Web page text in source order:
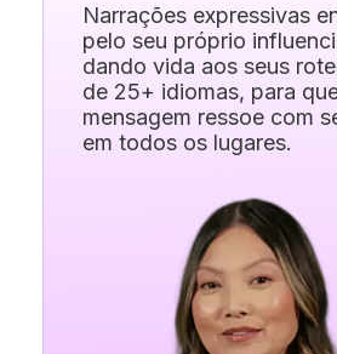
Narrações expressivas
pelo seu próprio
dando vida aos seus
de 25+ idiomas, para
mensagem ressoe com
em todos os lugares.